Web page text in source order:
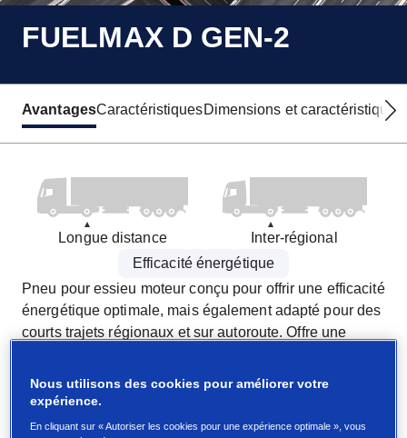
FUELMAX D GEN-2
AvantagesCaractéristiquesDimensions et
Longue distance
Inter-régional
Efficacité énergétique
Pneu pour essieu moteur conçu pour offrir une efficacité
énergétique optimale, mais également adapté pour des
courts trajets régionaux et sur autoroute. Offre une
Adapté aux autoroutes et aux courts trajets
régionaux
Conçu pour réduire les coûts de carburant
Nous utilisons des cookies pour améliorer votre
expérience.
En cliquant sur « Autoriser les cookies pour une expérience optimale », vous